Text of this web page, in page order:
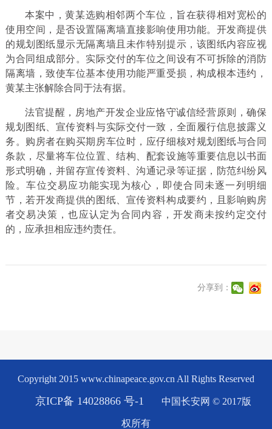
本案中，黄某选购相邻两个车位，旨在获得相对宽松的
使用空间，是否设置隔离墙直接影响使用功能。开发商提供
的规划图纸显示无隔离墙且未作特别提示，该图纸内容应视
为合同组成部分。实际交付的车位之间设有不可拆除的消防
隔离墙，致使车位基本使用功能严重受损，构成根本违约，
黄某主张解除合同于法有据。
法官提醒，房地产开发企业应恪守诚信经营原则，确保
规划图纸、宣传资料与实际交付一致，全面履行信息披露义
务。购房者在购买期房车位时，应仔细核对规划图纸与合同
条款，尽量将车位位置、结构、配套设施等重要信息以书面
形式明确，并留存宣传资料、沟通记录等证据，防范纠纷风
险。车位交易应功能实现为核心，即使合同未逐一列明细
节，若开发商提供的图纸、宣传资料构成要约，且影响购房
者交易决策，也应认定为合同内容，开发商未按约定交付
的，应承担相应违约责任。
分享到：
Copyright 2015 www.chinapeace.gov.cn All Rights Reserved
京ICP备 14028866 号-1 中国长安网 © 2017版
权所有